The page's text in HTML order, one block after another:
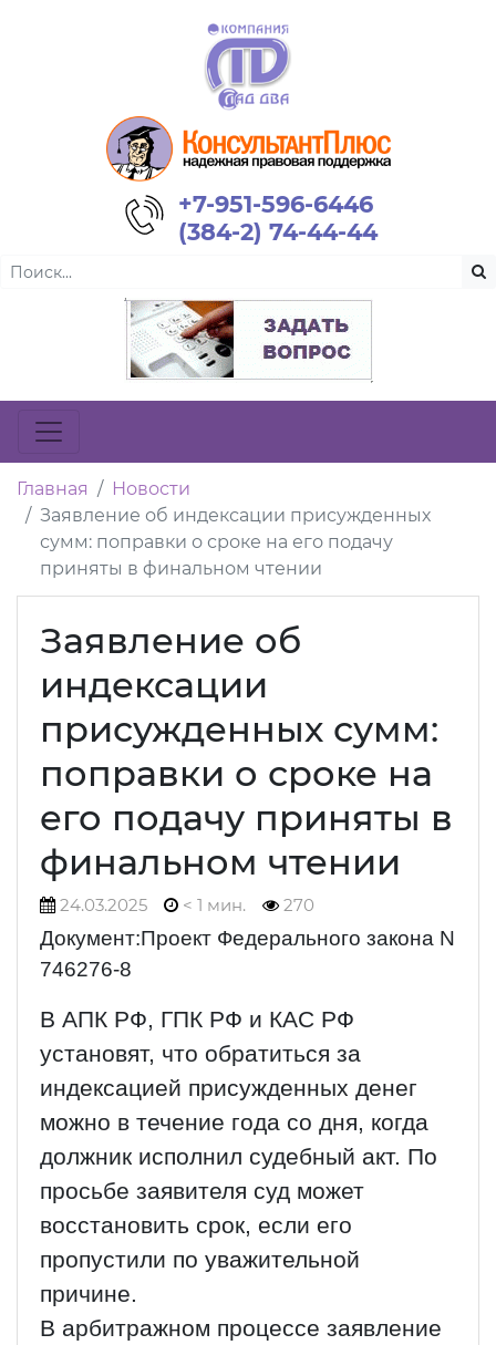
+7-951-596-6446
(384-2) 74-44-44
Главная
Новости
Заявление об индексации присужденных
сумм: поправки о сроке на его подачу
приняты в финальном чтении
Заявление об
индексации
присужденных сумм:
поправки о сроке на
его подачу приняты в
финальном чтении
24.03.2025 < 1 мин. 270
Документ:Проект Федерального закона N
746276-8
В АПК РФ, ГПК РФ и КАС РФ
установят, что обратиться за
индексацией присужденных денег
можно в течение года со дня, когда
должник исполнил судебный акт. По
просьбе заявителя суд может
восстановить срок, если его
пропустили по уважительной
причине.
В арбитражном процессе заявление